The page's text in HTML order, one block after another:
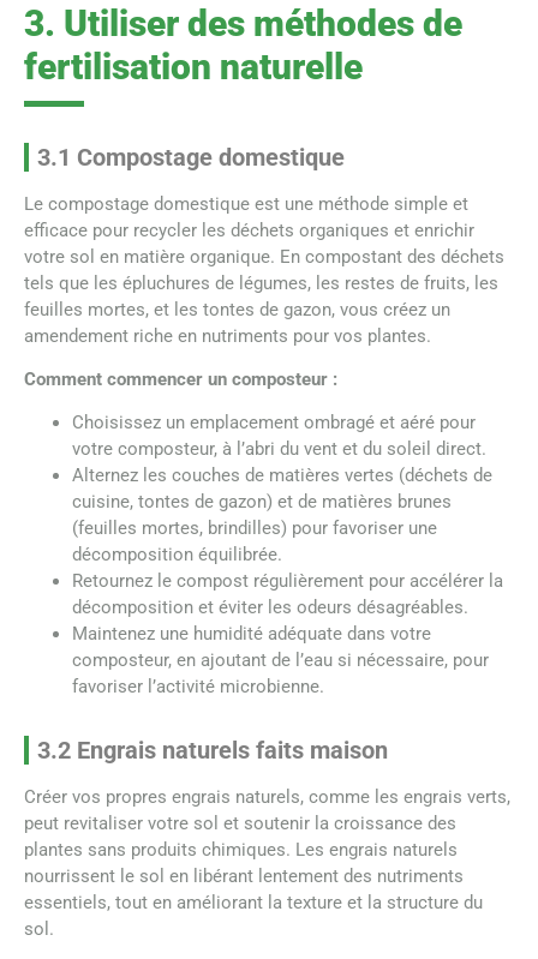
3. Utiliser des méthodes de
fertilisation naturelle
3.1 Compostage domestique
Le compostage domestique est une méthode simple et
efficace pour recycler les déchets organiques et enrichir
votre sol en matière organique. En compostant des déchets
tels que les épluchures de légumes, les restes de fruits, les
feuilles mortes, et les tontes de gazon, vous créez un
amendement riche en nutriments pour vos plantes.
Comment commencer un composteur :
Choisissez un emplacement ombragé et aéré pour
votre composteur, à l’abri du vent et du soleil direct.
Alternez les couches de matières vertes (déchets de
cuisine, tontes de gazon) et de matières brunes
(feuilles mortes, brindilles) pour favoriser une
décomposition équilibrée.
Retournez le compost régulièrement pour accélérer la
décomposition et éviter les odeurs désagréables.
Maintenez une humidité adéquate dans votre
composteur, en ajoutant de l’eau si nécessaire, pour
favoriser l’activité microbienne.
3.2 Engrais naturels faits maison
Créer vos propres engrais naturels, comme les engrais verts,
peut revitaliser votre sol et soutenir la croissance des
plantes sans produits chimiques. Les engrais naturels
nourrissent le sol en libérant lentement des nutriments
essentiels, tout en améliorant la texture et la structure du
sol.